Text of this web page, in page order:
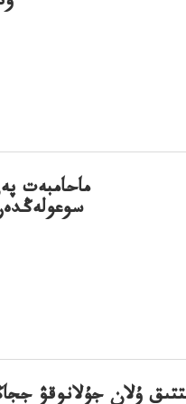
ماحامبەت
ۇلان جۇلانوقۋ